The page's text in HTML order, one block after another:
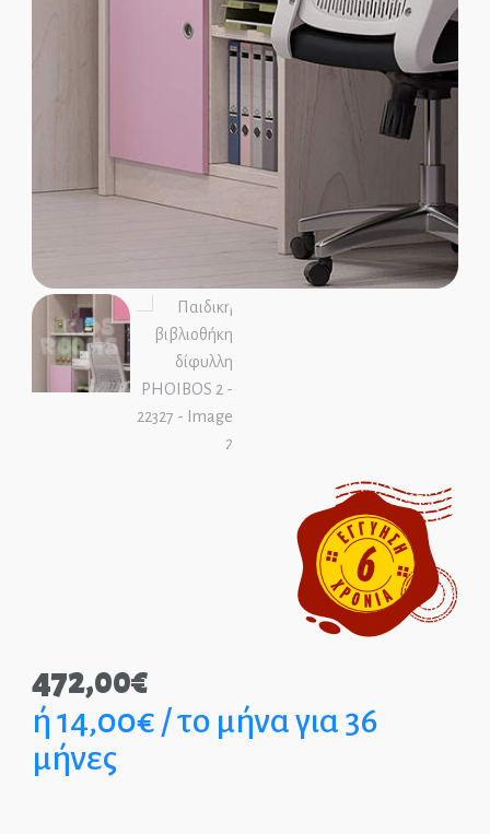
ΠΑΙΔΙΚΑ
ΚΡΕΒΑΤΙΑ
MONTESSORI
ΠΑΙΔΙΚΑ
ΚΡΕΒΑΤΙΑ
ΝΤΥΜΕΝΑ ΚΑΙ
ΜΕΤΑΛΛΙΚΑ
ΑΡΧΙΚΉ
ΕΠΙΚΟΙΝΩΝΊΑ
ΤΗΛ.: 210-2400-863
472,00€
ή 14,00€ / το μήνα για 36
μήνες